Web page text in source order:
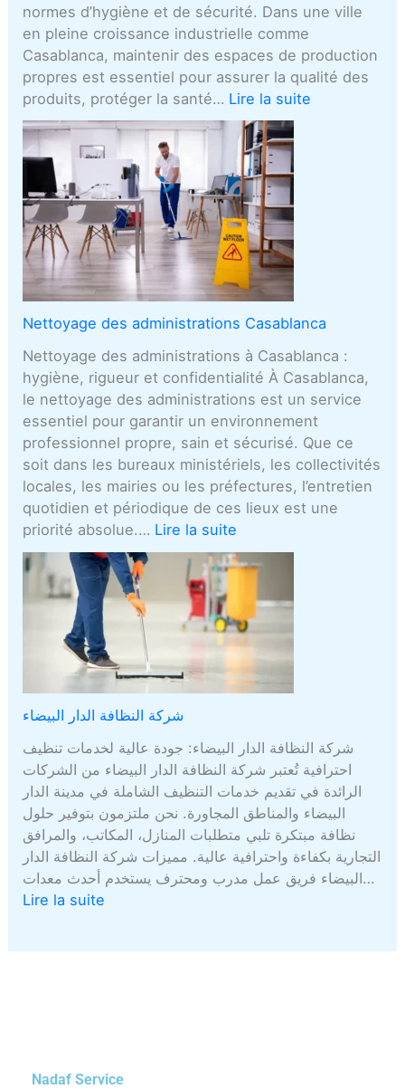
normes d’hygiène et de sécurité. Dans une ville
en pleine croissance industrielle comme
Casablanca, maintenir des espaces de production
propres est essentiel pour assurer la qualité des
produits, protéger la santé… Lire la suite
Nettoyage des administrations Casablanca
Nettoyage des administrations à Casablanca :
hygiène, rigueur et confidentialité À Casablanca,
le nettoyage des administrations est un service
essentiel pour garantir un environnement
professionnel propre, sain et sécurisé. Que ce
soit dans les bureaux ministériels, les collectivités
locales, les mairies ou les préfectures, l’entretien
quotidien et périodique de ces lieux est une
priorité absolue.… Lire la suite
شركة النظافة الدار البيضاء
شركة النظافة الدار البيضاء: جودة عالية لخدمات تنظيف
احترافية تُعتبر شركة النظافة الدار البيضاء من الشركات
الرائدة في تقديم خدمات التنظيف الشاملة في مدينة الدار
البيضاء والمناطق المجاورة. نحن ملتزمون بتوفير حلول
نظافة مبتكرة تلبي متطلبات المنازل، المكاتب، والمرافق
التجارية بكفاءة واحترافية عالية. مميزات شركة النظافة الدار
البيضاء فريق عمل مدرب ومحترف يستخدم أحدث معدات…
Lire la suite
Nadaf Service